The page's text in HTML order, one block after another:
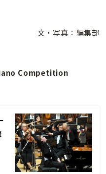
文・写真：編集部
Competition